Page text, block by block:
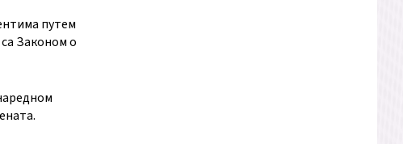
путем
Законом о